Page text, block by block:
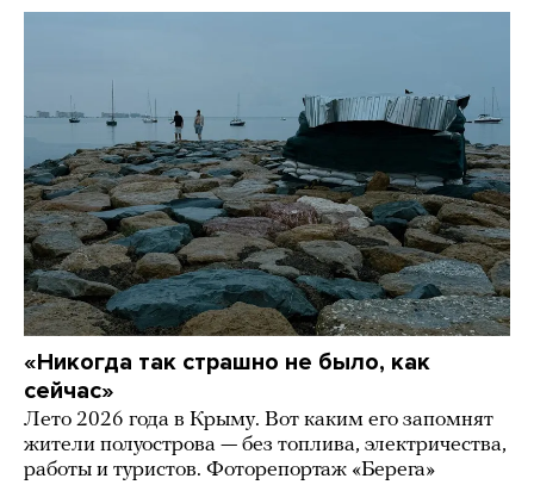
«Никогда так страшно не было, как
сейчас»
Лето 2026 года в Крыму. Вот каким его запомнят
жители полуострова — без топлива, электричества,
работы и туристов. Фоторепортаж «Берега»